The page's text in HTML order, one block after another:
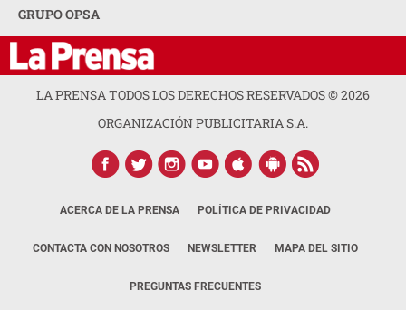
GRUPO OPSA
LA PRENSA TODOS LOS DERECHOS RESERVADOS ©2026
ORGANIZACIÓN PUBLICITARIA S.A.
ACERCA DE LA PRENSA POLÍTICA DE PRIVACIDAD
CONTACTA CON NOSOTROS NEWSLETTER MAPA DEL SITIO
PREGUNTAS FRECUENTES